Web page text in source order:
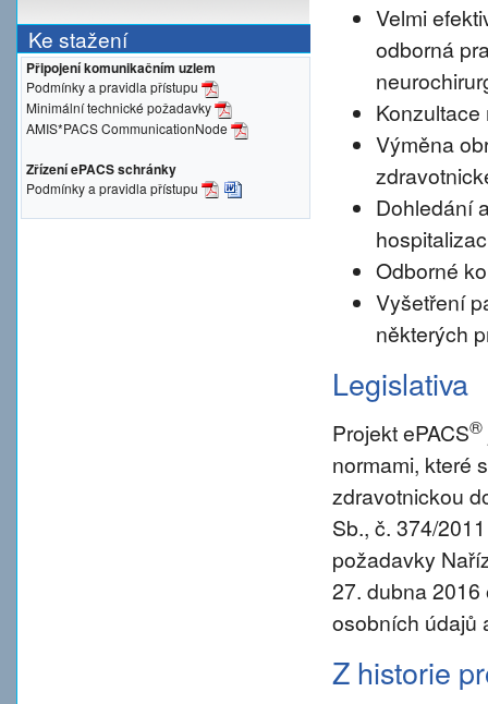
Ke stažení
Připojení komunikačním uzlem
Podmínky a pravidla přístupu
Minimální technické požadavky
AMIS*PACS CommunicationNode
Zřízení ePACS schránky
Podmínky a pravidla přístupu
Velmi
odborná
Výměna
Dohledání
Odborné
Vyšetření
některých
Legislativa
Projekt ePACS®
normami, které
zdravotnickou
Sb., č. 374/
požadavky
27. dubna
osobních údajů
Z historie